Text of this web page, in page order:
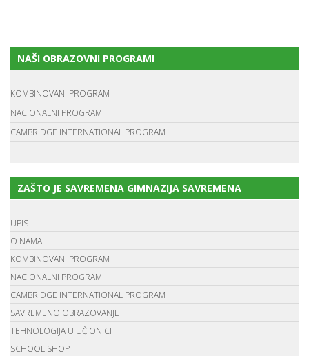
NAŠI OBRAZOVNI PROGRAMI
KOMBINOVANI PROGRAM
NACIONALNI PROGRAM
CAMBRIDGE INTERNATIONAL PROGRAM
ZAŠTO JE SAVREMENA GIMNAZIJA SAVREMENA
UPIS
O NAMA
KOMBINOVANI PROGRAM
NACIONALNI PROGRAM
CAMBRIDGE INTERNATIONAL PROGRAM
SAVREMENO OBRAZOVANJE
TEHNOLOGIJA U UČIONICI
SCHOOL SHOP